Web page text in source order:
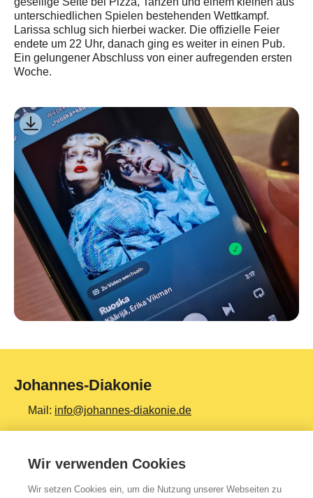
unterschiedlichen Spielen bestehenden Wettkampf.
Larissa schlug sich hierbei wacker. Die offizielle Feier
endete um 22 Uhr, danach ging es weiter in einen Pub.
Ein gelungener Abschluss von einer aufregenden ersten
Woche.
Johannes-Diakonie
Mail: info@johannes-diakonie.de
Tel:06261 - 88-0
Wir verwenden Cookies
Wir setzen Cookies ein, um die Nutzung unserer Webseiten zu